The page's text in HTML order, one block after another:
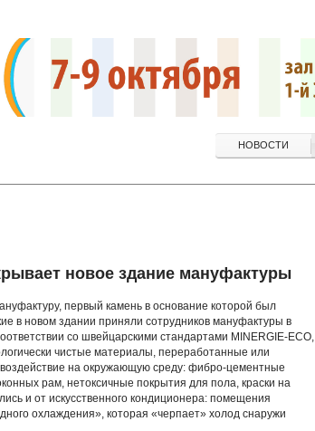
НОВОСТИ
новое здание мануфактуры
первый камень в основание которой был
в новом здании приняли сотрудников мануфактуры в
со швейцарскими стандартами MINERGIE-ECO,
чистые материалы, переработанные или
на окружающую среду: фибро-цементные
рам, нетоксичные покрытия для пола, краски на
и от искусственного кондиционера: помещения
охлаждения», которая «черпает» холод снаружи